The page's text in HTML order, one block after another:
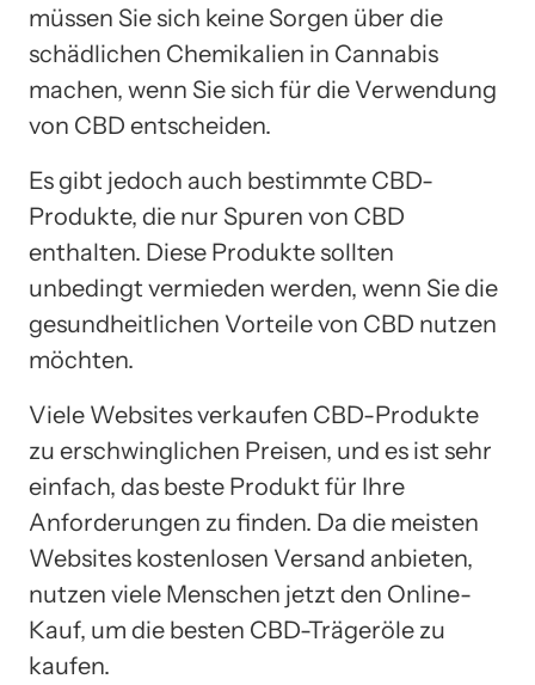
müssen Sie sich keine Sorgen über die
schädlichen Chemikalien in Cannabis
machen, wenn Sie sich für die Verwendung
von CBD entscheiden.
Es gibt jedoch auch bestimmte CBD-
Produkte, die nur Spuren von CBD
enthalten. Diese Produkte sollten
unbedingt vermieden werden, wenn Sie die
gesundheitlichen Vorteile von CBD nutzen
möchten.
Viele Websites verkaufen CBD-Produkte
zu erschwinglichen Preisen, und es ist sehr
einfach, das beste Produkt für Ihre
Anforderungen zu finden. Da die meisten
Websites kostenlosen Versand anbieten,
nutzen viele Menschen jetzt den Online-
Kauf, um die besten CBD-Trägeröle zu
kaufen.